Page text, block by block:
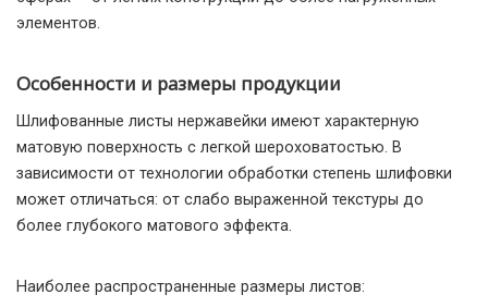
элементов.
Особенности и размеры продукции
Шлифованные листы нержавейки имеют характерную
матовую поверхность с легкой шероховатостью. В
зависимости от технологии обработки степень шлифовки
может отличаться: от слабо выраженной текстуры до
более глубокого матового эффекта.
Наиболее распространенные размеры листов: